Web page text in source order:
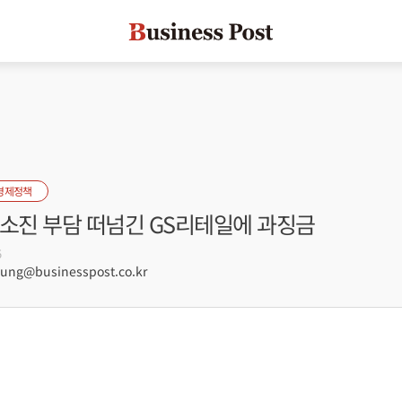
제정책
진 부담 떠넘긴 GS리테일에 과징금